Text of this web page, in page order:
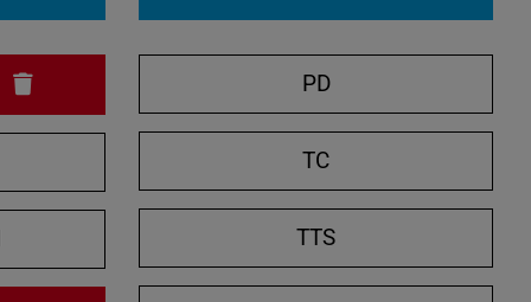
ö
f
n
/
c
PD
TC
TTS